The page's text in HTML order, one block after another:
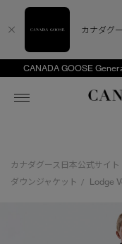
CANADA GOOSE
スノーグー
ディスカ
アンバサ
ウィメンズ
新着アイ
ベストセ
メンズ TOP
新着アイ
ベストセ
キッズ TOP
ベビー（
キッズ（
カナダグース日本公式サイト
ダウンジャケット
/ Lodge
カナダグ